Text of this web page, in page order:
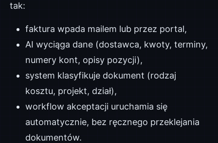
tak:
faktura wpada mailem lub przez portal,
AI wyciąga dane (dostawca, kwoty, terminy,
numery kont, opisy pozycji),
system klasyfikuje dokument (rodzaj
kosztu, projekt, dział),
workflow akceptacji uruchamia się
automatycznie, bez ręcznego przeklejania
dokumentów.